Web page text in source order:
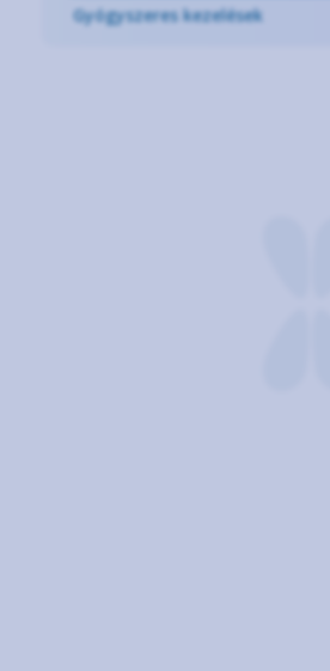
Gyógyszeres kezelések